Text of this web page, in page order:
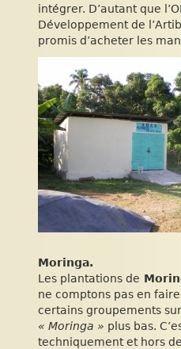
intégrer. D’autant que
Développement de
promis d’acheter les
Moringa.
Les plantations de
ne comptons pas en
certains groupements
« Moringa » plus bas.
techniquement et hors